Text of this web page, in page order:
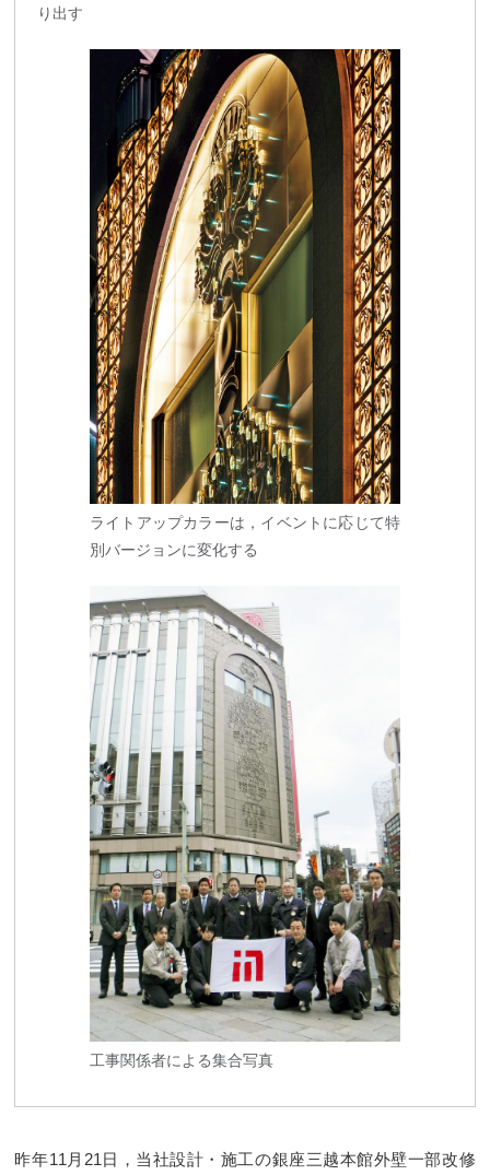
り出す
ライトアップカラーは，イベントに応じて特
別バージョンに変化する
工事関係者による集合写真
昨年11月21日，当社設計・施工の銀座三越本館外壁一部改修